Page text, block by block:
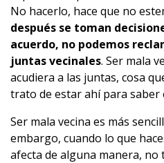
No hacerlo, hace que no
después se toman
acuerdo, no podemos
juntas vecinales. Ser mala
acudiera a las juntas, cosa
trato de estar ahí para saber
Ser mala vecina es más
embargo, cuando lo que
afecta de alguna manera,